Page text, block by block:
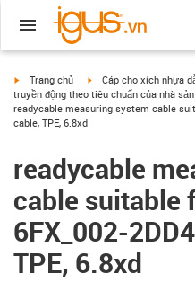
igus-icon-arrow-right
Trang chủ igus-icon-arrow-right
Cáp cho xích nhựa
truyền động theo tiêu chuẩn của nhà
readycable measuring system cable
cable, TPE, 6.8xd
readycable
cable suitable
6FX_002-
TPE, 6.8xd